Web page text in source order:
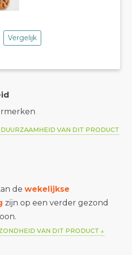
Vergelijk
VAN DIT PRODUCT
de wekelijkse
zijn op een verder gezond
VAN DIT PRODUCT